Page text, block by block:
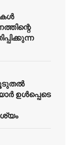
ഉൾപ്പെടെ